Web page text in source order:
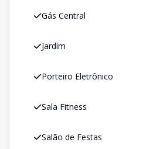
Gás Central
Jardim
Porteiro Eletrônico
Sala Fitness
Salão de Festas